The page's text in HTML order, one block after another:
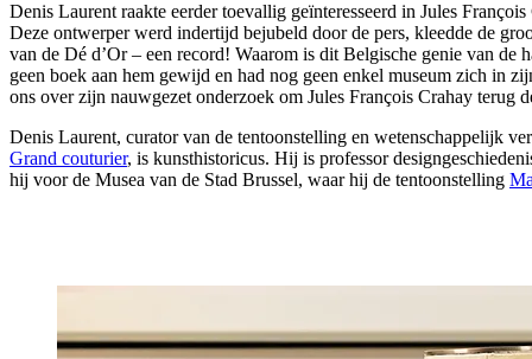
Denis Laurent raakte eerder toevallig geïnteresseerd in Jules
Deze ontwerper werd indertijd bejubeld door de pers, kleedde de
van de Dé d’Or – een record! Waarom is dit Belgische genie van de
geen boek aan hem gewijd en had nog geen enkel museum zich in
ons over zijn nauwgezet onderzoek om Jules François Crahay terug
Denis Laurent, curator van de tentoonstelling en wetenschappelijk
Grand couturier, is kunsthistoricus. Hij is professor
hij voor de Musea van de Stad Brussel, waar hij de tentoonstelling